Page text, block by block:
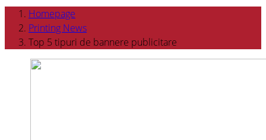
Homepage
Printing News
Top 5 tipuri de bannere publicitare